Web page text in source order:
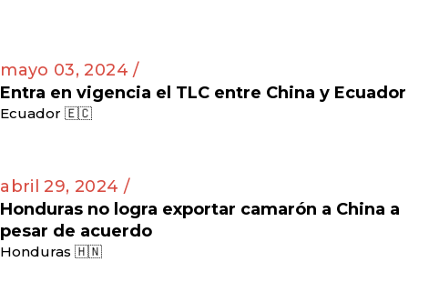
mayo 03, 2024 /
Entra en vigencia el TLC entre China y Ecuador
Ecuador 🇪🇨
abril 29, 2024 /
Honduras no logra exportar camarón a China a
pesar de acuerdo
Honduras 🇭🇳